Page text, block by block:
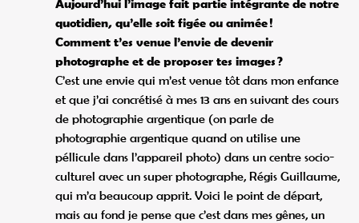
Aujourd’hui l’image fait partie intégrante de notre
quotidien, qu’elle soit figée ou animée !
Comment t’es venue l’envie de devenir
photographe et de proposer tes images ?
C’est une envie qui m’est venue tôt dans mon enfance
et que j’ai concrétisé à mes 13 ans en suivant des cours
de photographie argentique (on parle de
photographie argentique quand on utilise une
péllicule dans l’appareil photo) dans un centre socio-
culturel avec un super photographe, Régis Guillaume,
qui m’a beaucoup apprit. Voici le point de départ,
mais au fond je pense que c’est dans mes gênes, un